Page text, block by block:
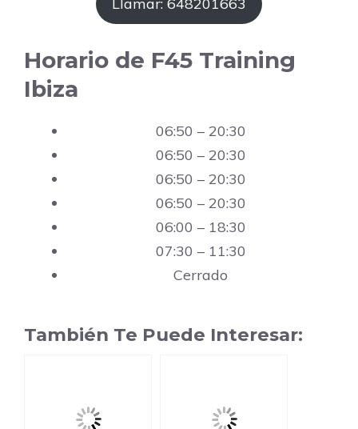
Llamar: 648201663
Horario de F45 Training
Ibiza
06:50 – 20:30
06:50 – 20:30
06:50 – 20:30
06:50 – 20:30
06:00 – 18:30
07:30 – 11:30
Cerrado
También Te Puede Interesar: